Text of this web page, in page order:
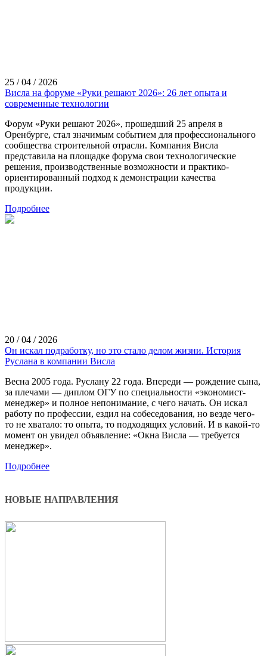
25 / 04 / 2026
Висла на форуме «Руки решают 2026»: 26 лет опыта и
современные технологии
Форум «Руки решают 2026», прошедший 25 апреля в
Оренбурге, стал значимым событием для профессионального
сообщества строительной отрасли. Компания Висла
представила на площадке форума свои технологические
решения, производственные возможности и практико-
ориентированный подход к демонстрации качества
продукции.
Подробнее
20 / 04 / 2026
Он искал подработку, но это стало делом жизни. История
Руслана в компании Висла
Весна 2005 года. Руслану 22 года. Впереди — рождение сына,
за плечами — диплом ОГУ по специальности «экономист-
менеджер» и полное непонимание, с чего начать. Он искал
работу по профессии, ездил на собеседования, но везде чего-
то не хватало: то опыта, то подходящих условий. И в какой-то
момент он увидел объявление: «Окна Висла — требуется
менеджер».
Подробнее
НОВЫЕ НАПРАВЛЕНИЯ